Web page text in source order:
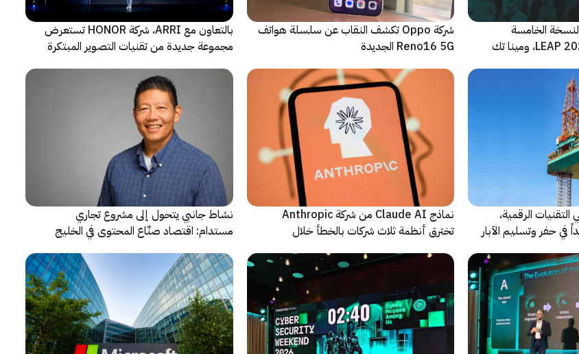
الخامسة
والأضخم من مؤتمر LEAP 2026، ومينا تك
شركة Oppo تكشف النقاب عن سلسلة هواتف
Reno16 5G الجديدة
بالتعاون مع ARRI، شركة HONOR تستعرض
مجموعة جديدة من تقنيات التصوير المبتكرة
الرقمية،
في حفر وتسليم الآبار
نماذج Claude AI من شركة Anthropic
تخترق أنظمة ثلاث شركات بالخطأ خلال
نشاط جانبي يتحول إلى مشروع تجاري
مستدام: اقتصاد صنّاع المحتوى في الخليج